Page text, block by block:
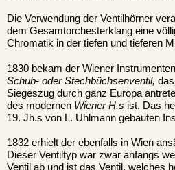
Die Verwendung der Ventilhörner
dem Gesamtorchesterklang eine
Chromatik in der tiefen und tieferen
1830 bekam der Wiener
Schub- oder Stechbüchsenventil,
Siegeszug durch ganz Europa
des modernen Wiener H.s ist. Das
19. Jh.s von L. Uhlmann gebauten
1832 erhielt der ebenfalls in Wien
Dieser Ventiltyp war zwar anfangs
Ventil ab und ist das Ventil, welches